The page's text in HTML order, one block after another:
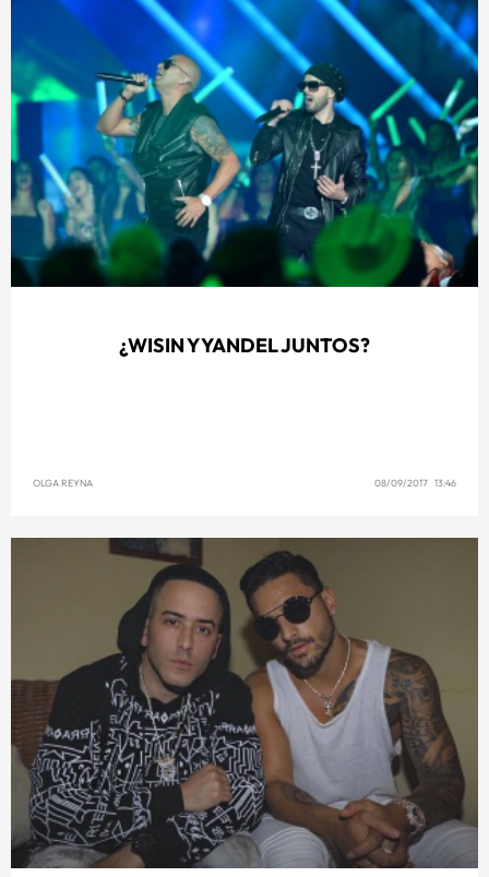
¿WISIN Y YANDEL JUNTOS?
OLGA REYNA 08/09/2017 13:46